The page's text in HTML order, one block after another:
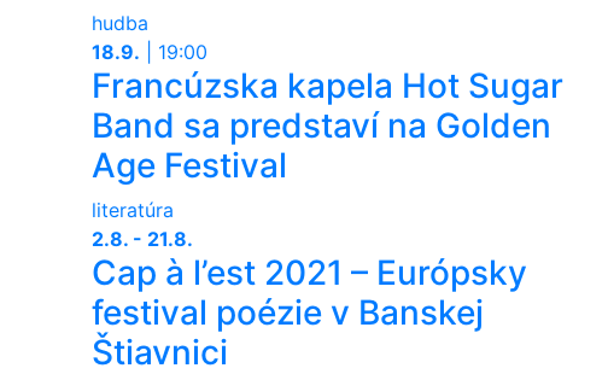
hudba
18.9.
19:00
Francúzska kapela Hot Sugar
Band sa predstaví na Golden
Age Festival
literatúra
2.8. - 21.8.
Cap à l’est 2021 – Európsky
festival poézie v Banskej
Štiavnici